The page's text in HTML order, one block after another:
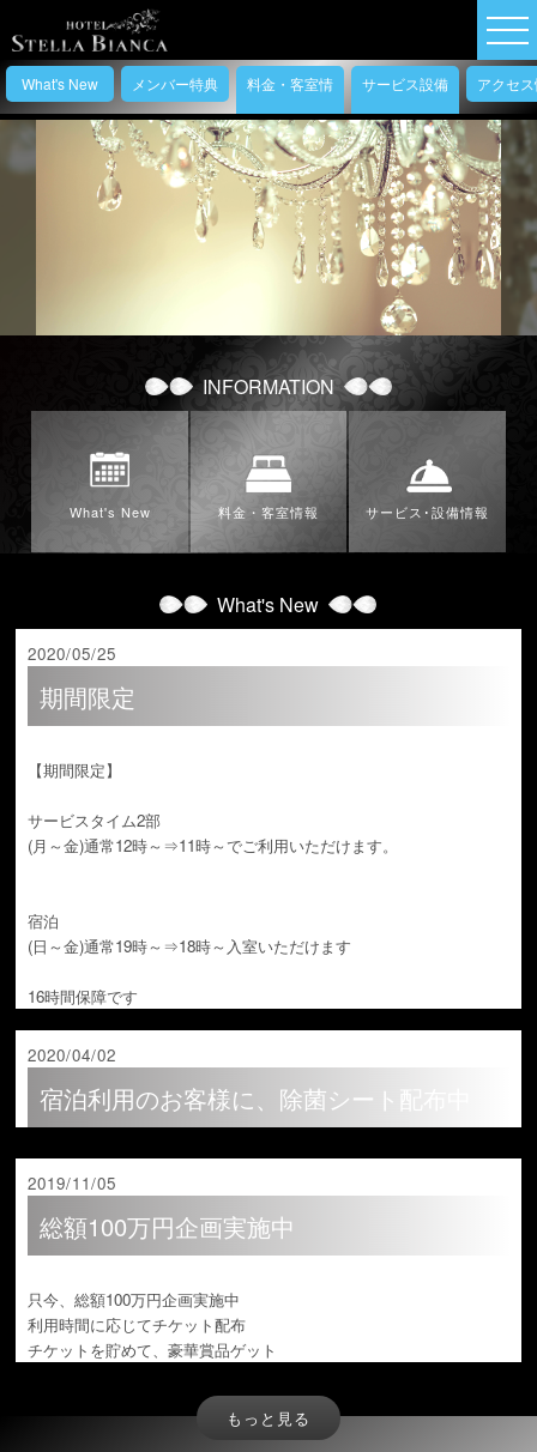
What's New メンバー特典
料金・客室情
報
サービス設備
情報
アクセ
INFORMATION
What's New 料金・客室情報 サービス･設備情報
What's New
2020/05/25
期間限定
【期間限定】
サービスタイム2部
(月～金)通常12時～⇒11時～でご利用いただけます。
宿泊
(日～金)通常19時～⇒18時～入室いただけます
16時間保障です
2020/04/02
宿泊利用のお客様に、除菌シート配布中
2019/11/05
総額100万円企画実施中
只今、総額100万円企画実施中
利用時間に応じてチケット配布
チケットを貯めて、豪華賞品ゲット
もっと見る